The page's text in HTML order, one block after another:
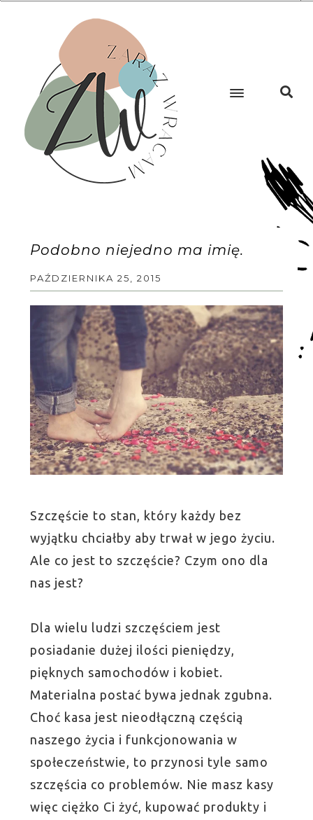
Podobno niejedno ma imię.
PAŹDZIERNIKA 25, 2015
Szczęście to stan, który każdy bez
wyjątku chciałby aby trwał w jego życiu.
Ale co jest to szczęście? Czym ono dla
nas jest?
Dla wielu ludzi szczęściem jest
posiadanie dużej ilości pieniędzy,
pięknych samochodów i kobiet.
Materialna postać bywa jednak zgubna.
Choć kasa jest nieodłączną częścią
naszego życia i funkcjonowania w
społeczeństwie, to przynosi tyle samo
szczęścia co problemów. Nie masz kasy
więc ciężko Ci żyć, kupować produkty i